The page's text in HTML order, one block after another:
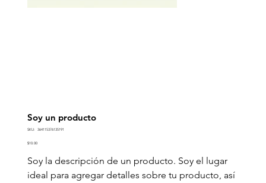
Soy un producto
SKU:
SKU
364115376135191
Price
$10.00
Soy la descripción de un producto. Soy el lugar
ideal para agregar detalles sobre tu producto, así